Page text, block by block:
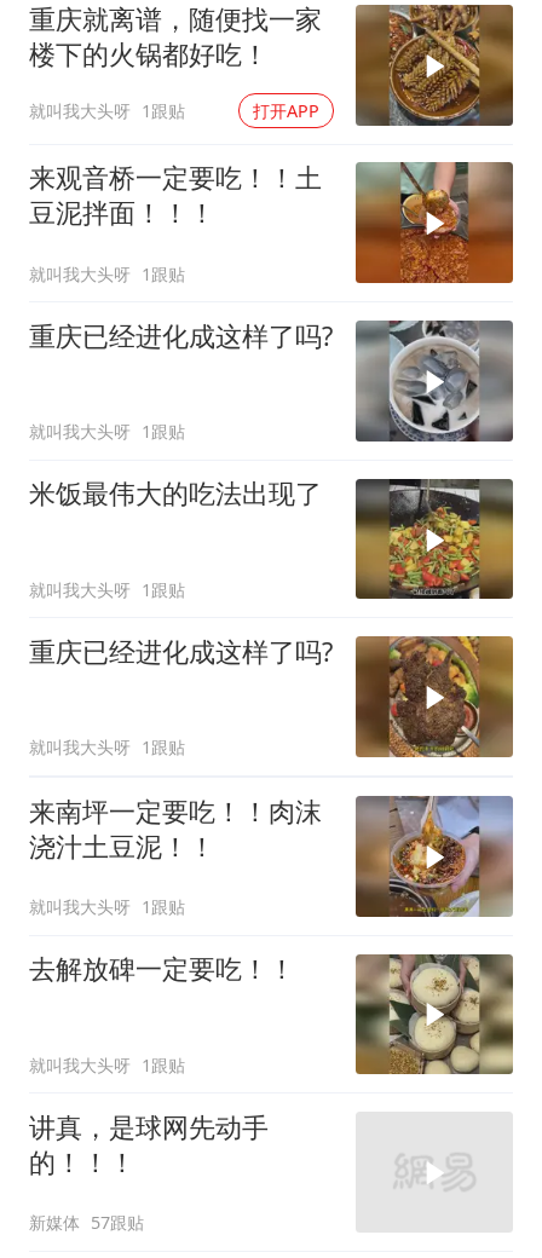
重庆就离谱，随便找一家
楼下的火锅都好吃！
就叫我大头呀 1跟贴 打开APP
来观音桥一定要吃！！土
豆泥拌面！！！
就叫我大头呀 1跟贴
重庆已经进化成这样了吗?
就叫我大头呀 1跟贴
米饭最伟大的吃法出现了
就叫我大头呀 1跟贴
重庆已经进化成这样了吗?
就叫我大头呀 1跟贴
来南坪一定要吃！！肉沫
浇汁土豆泥！！
就叫我大头呀 1跟贴
去解放碑一定要吃！！
就叫我大头呀 1跟贴
讲真，是球网先动手
的！！！
新媒体 57跟贴